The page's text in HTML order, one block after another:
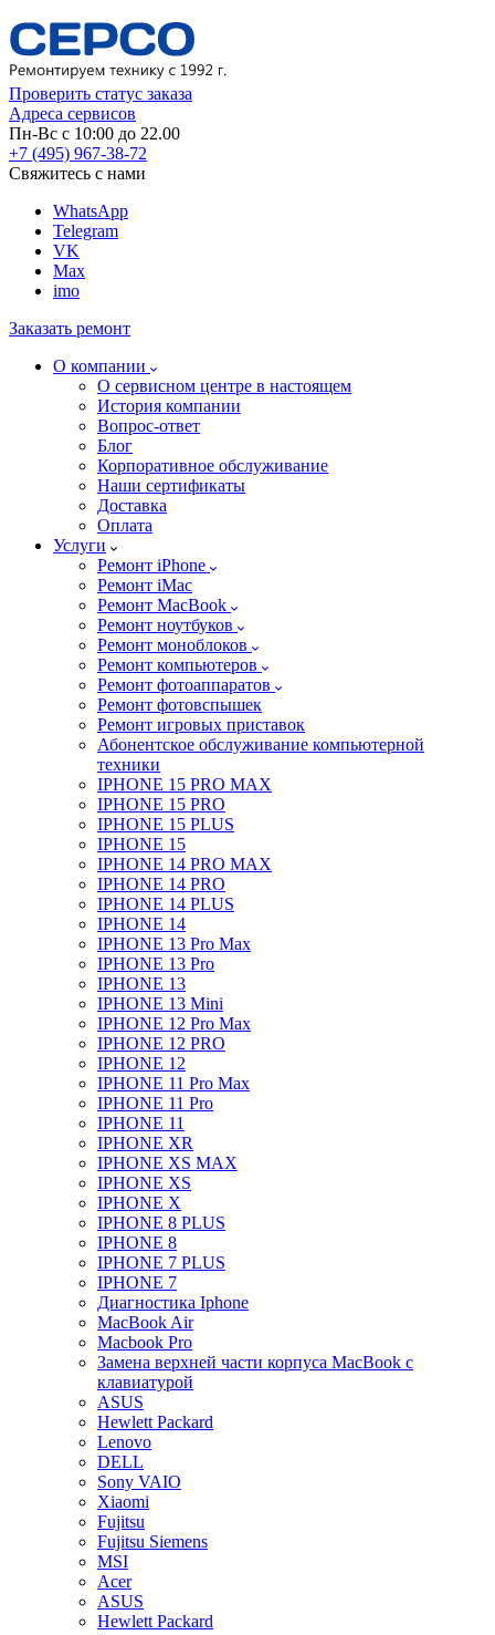
Проверить статус заказа
Адреса сервисов
Пн-Вс с 10:00 до 22.00
+7 (495) 967-38-72
Свяжитесь с нами
WhatsApp
Telegram
VK
Max
imo
Заказать ремонт
О компании
О сервисном центре в настоящем
История компании
Вопрос-ответ
Блог
Корпоративное обслуживание
Наши сертификаты
Доставка
Оплата
Услуги
Ремонт iPhone
Ремонт iMac
Ремонт MacBook
Ремонт ноутбуков
Ремонт моноблоков
Ремонт компьютеров
Ремонт фотоаппаратов
Ремонт фотовспышек
Ремонт игровых приставок
Абонентское обслуживание компьютерной
техники
IPHONE 15 PRO MAX
IPHONE 15 PRO
IPHONE 15 PLUS
IPHONE 15
IPHONE 14 PRO MAX
IPHONE 14 PRO
IPHONE 14 PLUS
IPHONE 14
IPHONE 13 Pro Max
IPHONE 13 Pro
IPHONE 13
IPHONE 13 Mini
IPHONE 12 Pro Max
IPHONE 12 PRO
IPHONE 12
IPHONE 11 Pro Max
IPHONE 11 Pro
IPHONE 11
IPHONE XR
IPHONE XS MAX
IPHONE XS
IPHONE X
IPHONE 8 PLUS
IPHONE 8
IPHONE 7 PLUS
IPHONE 7
Диагностика Iphone
MacBook Air
Macbook Pro
Замена верхней части корпуса MacBook с
клавиатурой
ASUS
Hewlett Packard
Lenovo
DELL
Sony VAIO
Xiaomi
Fujitsu
Fujitsu Siemens
MSI
Acer
ASUS
Hewlett Packard